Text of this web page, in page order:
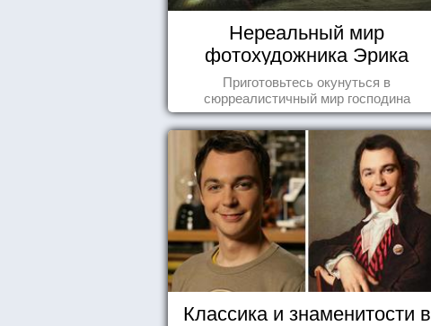
Нереальный мир
фотохудожника Эрика
Йоханссона
Приготовьтесь окунуться в
сюрреалистичный мир господина
Йоханссона
Классика и знаменитости в